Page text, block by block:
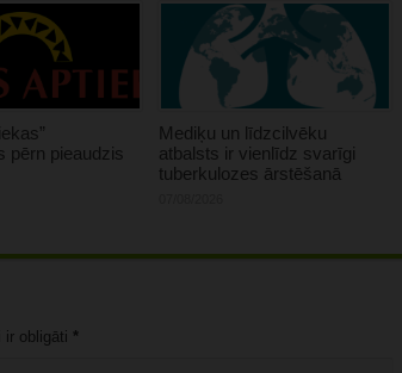
pērn pieaudzis
Mediķu un līdzcilvēku
atbalsts ir vienlīdz svarīgi
tuberkulozes ārstēšanā
ir obligāti *